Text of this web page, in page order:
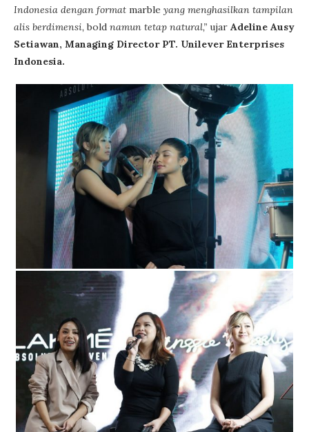
Indonesia dengan format marble yang menghasilkan tampilan
alis berdimensi,bold namun tetap natural,” ujar Adeline Ausy
Setiawan, Managing Director PT. Unilever Enterprises
Indonesia.